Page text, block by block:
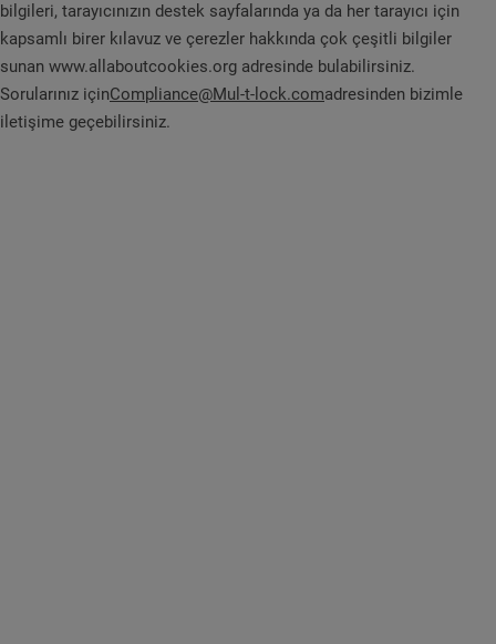
bilgileri, tarayıcınızın destek sayfalarında ya da her tarayıcı için
kapsamlı birer kılavuz ve çerezler hakkında çok çeşitli bilgiler
sunan www.allaboutcookies.org adresinde bulabilirsiniz.
Sorularınız içinCompliance@Mul-t-lock.comadresinden bizimle
iletişime geçebilirsiniz.